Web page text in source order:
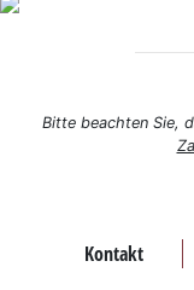
Bitte beachten Sie,
Kontakt